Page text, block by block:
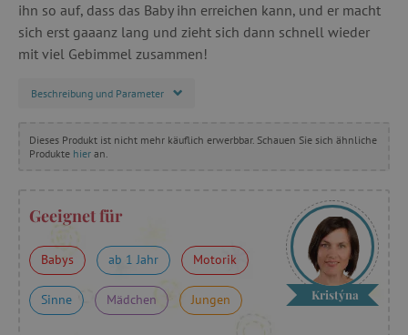
ihn so auf, dass das Baby ihn erreichen kann, und er macht
sich erst gaaanz lang und zieht sich dann schnell wieder
mit viel Gebimmel zusammen!
Beschreibung und Parameter
Dieses Produkt ist nicht mehr käuflich erwerbbar. Schauen Sie sich ähnliche
Produkte hier an.
Geeignet für
Babys ab 1 Jahr Motorik
Sinne Mädchen Jungen Kristýna